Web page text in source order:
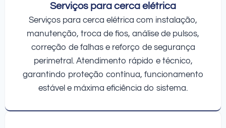
Serviços para cerca elétrica
Serviços para cerca elétrica com instalação,
manutenção, troca de fios, análise de pulsos,
correção de falhas e reforço de segurança
perimetral. Atendimento rápido e técnico,
garantindo proteção contínua, funcionamento
estável e máxima eficiência do sistema.